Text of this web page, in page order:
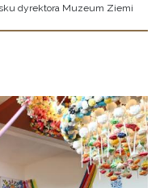
dyrektora Muzeum Ziemi